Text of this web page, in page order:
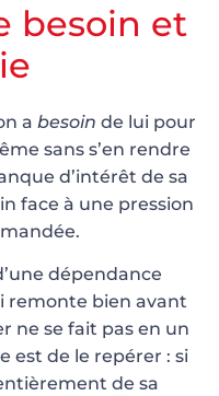
besoin et
a besoin de lui pour
sans s’en rendre
d’intérêt de sa
face à une pression
dépendance
remonte bien avant
ne se fait pas en un
est de le repérer : si
de sa